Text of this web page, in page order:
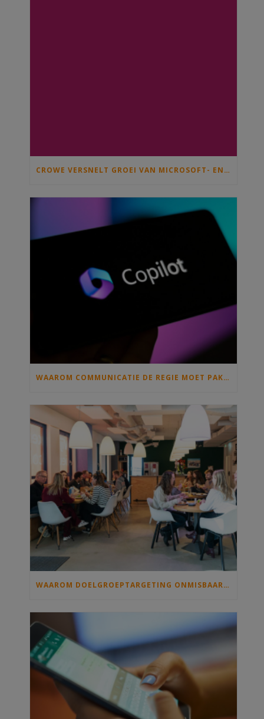
CROWE VERSNELT GROEI VAN MICROSOFT- EN SAMENWERKINGSDIENSTEN MET OVERNAME VAN C)SOLUTIONS
WAAROM COMMUNICATIE DE REGIE MOET PAKKEN ALS IEDEREEN MET COPILOT GAAT SCHRIJVEN
WAAROM DOELGROEPTARGETING ONMISBAAR IS OP JOUW INTRANET